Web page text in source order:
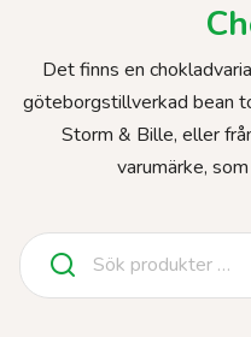
Det finns en
göteborgstillverkad bean
Storm & Bille, eller
varumärke,